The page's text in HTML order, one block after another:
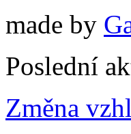
made by
Poslední
Změna